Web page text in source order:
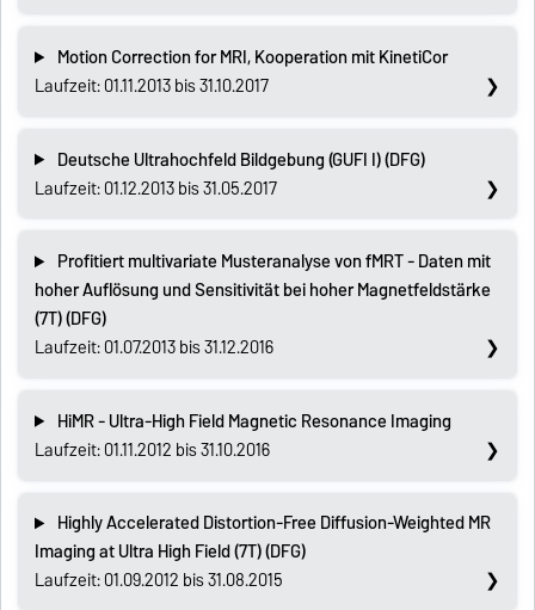
Motion Correction for MRI, Kooperation mit KinetiCor
Laufzeit: 01.11.2013 bis 31.10.2017
Deutsche Ultrahochfeld Bildgebung (GUFI I) (DFG)
Laufzeit: 01.12.2013 bis 31.05.2017
Profitiert multivariate Musteranalyse von fMRT - Daten mit
hoher Auflösung und Sensitivität bei hoher Magnetfeldstärke
(7T) (DFG)
Laufzeit: 01.07.2013 bis 31.12.2016
HiMR - Ultra-High Field Magnetic Resonance Imaging
Laufzeit: 01.11.2012 bis 31.10.2016
Highly Accelerated Distortion-Free Diffusion-Weighted MR
Imaging at Ultra High Field (7T) (DFG)
Laufzeit: 01.09.2012 bis 31.08.2015